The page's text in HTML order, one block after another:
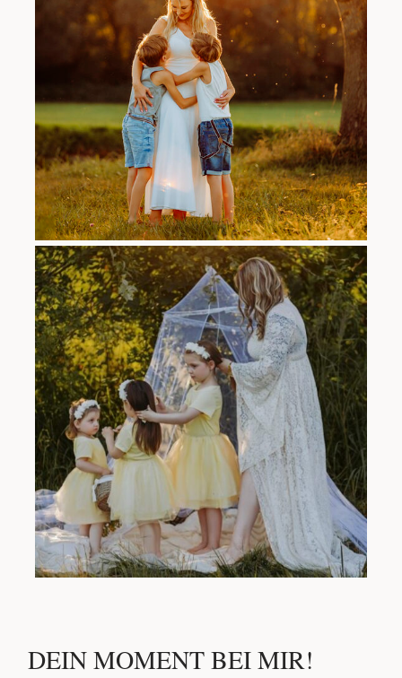
DEIN MOMENT BEI MIR!